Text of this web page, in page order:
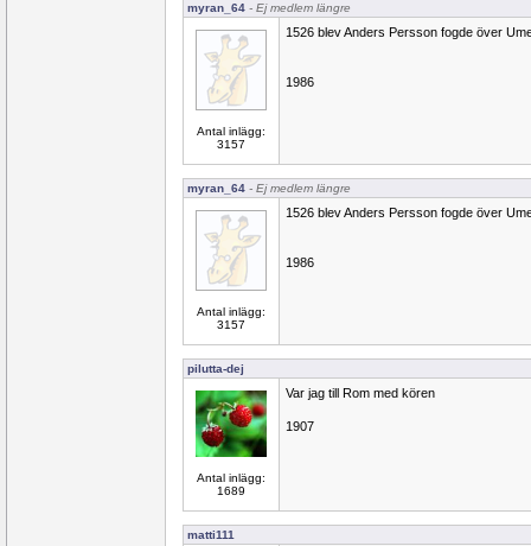
myran_64 - Ej medlem längre
Antal inlägg:
3157
1526 blev Anders Persson fogde över
1986
myran_64 - Ej medlem längre
Antal inlägg:
3157
1526 blev Anders Persson fogde över
1986
pilutta-dej
Antal inlägg:
1689
Var jag till Rom med kören
1907
matti111